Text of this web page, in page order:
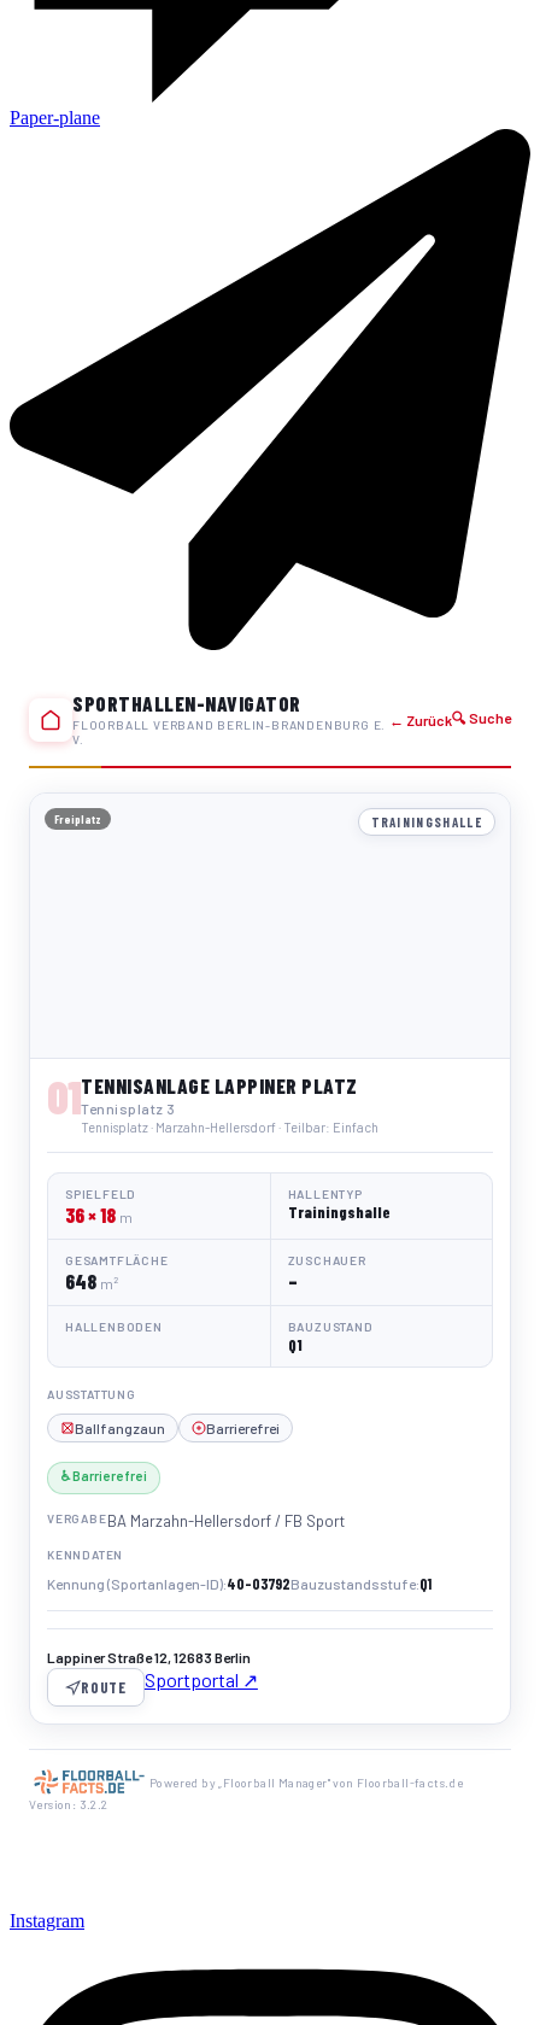
Paper-plane
SPORTHALLEN-NAVIGATOR
FLOORBALL VERBAND BERLIN-BRANDENBURG E.
V.
← Zurück🔍 Suche
TRAININGSHALLE
Freiplatz
01TENNISANLAGE LAPPINER PLATZ
Tennisplatz 3
Tennisplatz · Marzahn-Hellersdorf · Teilbar: Einfach
SPIELFELD
36 × 18 m
HALLENTYP
Trainingshalle
GESAMTFLÄCHE
648 m²
ZUSCHAUER
–
HALLENBODEN BAUZUSTAND
Q1
AUSSTATTUNG
Ballfangzaun Barrierefrei
♿ Barrierefrei
VERGABEBA Marzahn-Hellersdorf / FB Sport
KENNDATEN
Kennung (Sportanlagen-ID) 40-03792Bauzustandsstufe Q1
Lappiner Straße 12, 12683 Berlin
ROUTE Sportportal ↗
Powered by „Floorball Manager" von Floorball-facts.de
Version: 3.2.2
Instagram